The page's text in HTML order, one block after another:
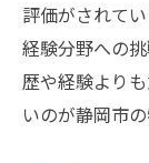
静岡
ップ
ワークラ
第二
評価がされて
経験分野への
歴や経験より
いのが静岡市の